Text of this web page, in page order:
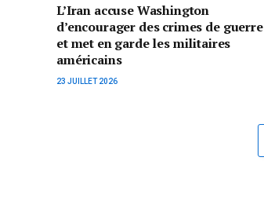
L’Iran accuse Washington
d’encourager des crimes de guerre
et met en garde les militaires
américains
23 JUILLET 2026